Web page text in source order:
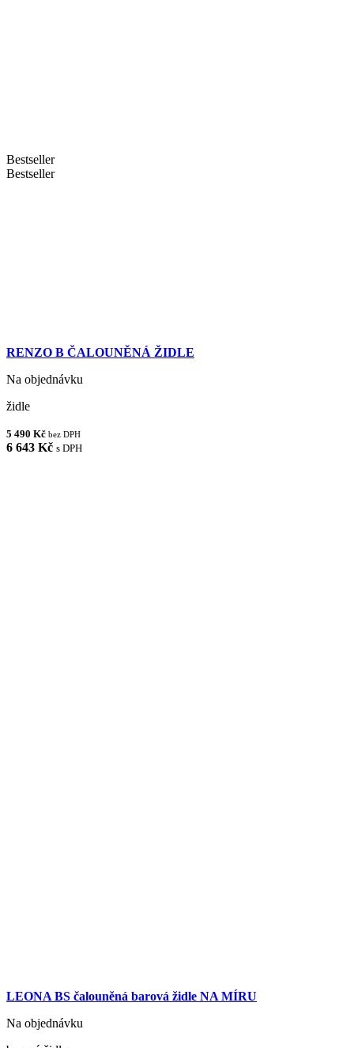
Bestseller
Bestseller
RENZO B ČALOUNĚNÁ ŽIDLE
Na objednávku
židle
5 490 Kč bez DPH
6 643 Kč s DPH
LEONA BS čalouněná barová židle NA MÍRU
Na objednávku